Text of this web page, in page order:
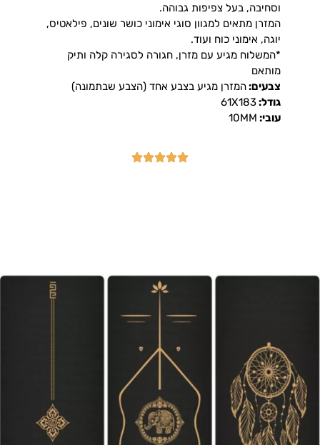
וסחיבה, בעל צפיפות גבוהה.
המזרן מתאים למגוון סוגי אימוני כושר שונים, פילאטיס,
יוגה, אימוני כוח ועוד.
*המשלוח מגיע עם מזרן, חגורה לסגירה קלה ותיק
מותאם
צבעים:המזרן מגיע בצבע אחד (הצבע שבתמונה)
גודל:61X183
עובי: 10MM